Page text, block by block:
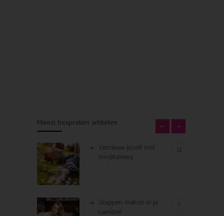
Meest besproken artikelen
Vernieuw jezelf met
mindfulness
Stappen maken in je
carrière!
7